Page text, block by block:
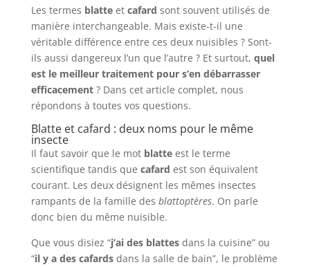
Les termes blatteet cafard sont souvent utilisés de
manière interchangeable. Mais existe-t-il une
véritable différence entre ces deux nuisibles ? Sont-
ils aussi dangereux l’un que l’autre ? Et surtout, quel
est le meilleur traitement pour s’en débarrasser
efficacement? Dans cet article complet, nous
répondons à toutes vos questions.
Blatte et cafard : deux noms pour le même
insecte
Il faut savoir que le mot blatteest le terme
scientifique tandis que cafard est son équivalent
courant. Les deux désignent les mêmes insectes
rampants de la famille des blattoptères. On parle
donc bien du même nuisible.
Que vous disiez “j’ai des blattesdans la cuisine” ou
“il y a des cafardsdans la salle de bain”, le problème